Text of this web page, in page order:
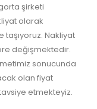
şirketi
olarak
taşıyoruz. Nakliyat
değişmektedir.
sonucunda
olan fiyat
etmekteyiz.